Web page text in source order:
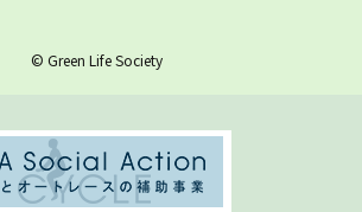
© Green Life Society